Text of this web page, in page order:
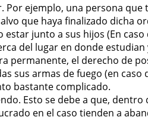
ejemplo, una persona que
que haya finalizado dicha
junto a sus hijos (En
del lugar en donde estudian
permanente, el derecho de
sus armas de fuego (en caso
bastante complicado.
Esto se debe a que, dentro
en el caso tienden a